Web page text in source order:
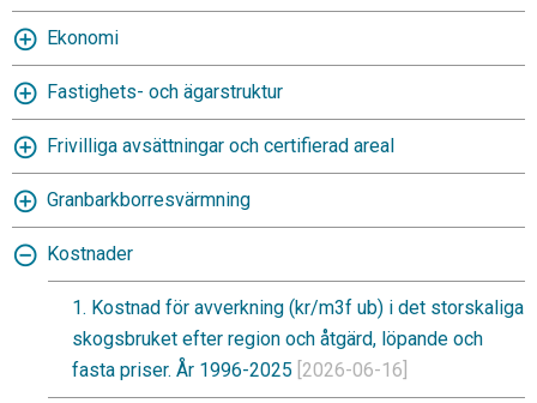
Ekonomi
Fastighets- och ägarstruktur
Frivilliga avsättningar och certifierad areal
Granbarkborresvärmning
Kostnader
1. Kostnad för avverkning (kr/m3f ub) i det storskaliga
skogsbruket efter region och åtgärd, löpande och
fasta priser. År 1996-2025 [2026-06-16]